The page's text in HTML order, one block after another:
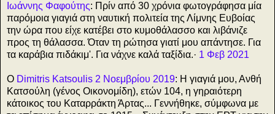
Ιωάννης Φαφούτης: Πρίν από 30 χρόνια φωτογράφησα μία
παρόμοια γιαγιά στη ναυτική πολιτεία της Λίμνης Ευβοίας
την ώρα που είχε κατέβει στο κυμοθάλασσο και λιβάνιζε
προς τη θάλασσα. Όταν τη ρώτησα γιατί μου απάντησε. Για
τα καράβια πιδάκιμ'. Για νάχνε καλά ταξίδια.· 1 Φεβ 2021
Ο Dimitris Katsoulis 2 Νοεμβρίου 2019: Η γιαγιά μου, Ανθή
Κατσούλη (γένος Οικονομίδη), ετών 104, η γηραιότερη
κάτοικος του Καταρράκτη Άρτας... Γεννήθηκε, σύμφωνα με